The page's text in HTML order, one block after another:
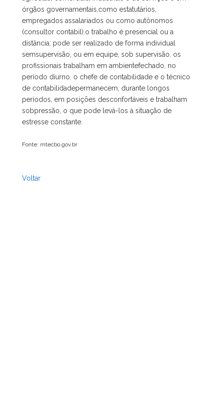
órgãos governamentais,como estatutários,
empregados assalariados ou como autônomos
(consultor contábil).o trabalho é presencial ou a
distância; pode ser realizado de forma individual
semsupervisão, ou em equipe, sob supervisão. os
profissionais trabalham em ambientefechado, no
período diurno. o chefe de contabilidade e o técnico
de contabilidadepermanecem, durante longos
períodos, em posições desconfortáveis e trabalham
sobpressão, o que pode levá-los à situação de
estresse constante.
Fonte: mtecbo.gov.br
Voltar